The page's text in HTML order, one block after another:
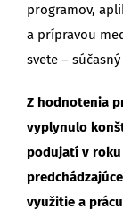
programov,
a prípravou
svete –
Z hodnotenia
vyplynulo
podujatí v roku
využitie a